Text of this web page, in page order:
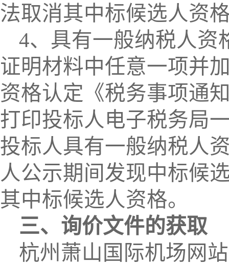
法取消其中标候选人资
4、具有一般纳税人资
证明材料中任意一项并
资格认定《税务事项通
打印投标人电子税务局
投标人具有一般纳税人
人公示期间发现中标候
其中标候选人资格。
三、询价文件的获取
杭州萧山国际机场网